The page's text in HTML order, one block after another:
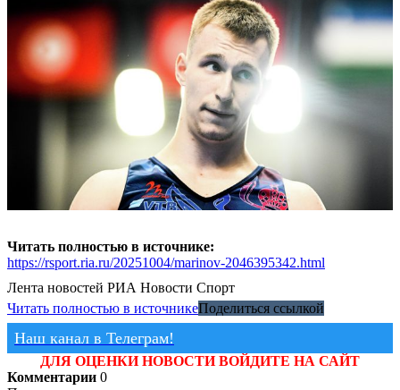
Читать полностью в источнике:
https://rsport.ria.ru/20251004/marinov-2046395342.html
Лента новостей РИА Новости Спорт
Читать полностью в источникеПоделиться ссылкой
Наш канал в Телеграм!
ДЛЯ ОЦЕНКИ НОВОСТИ ВОЙДИТЕ НА САЙТ
Комментарии 0